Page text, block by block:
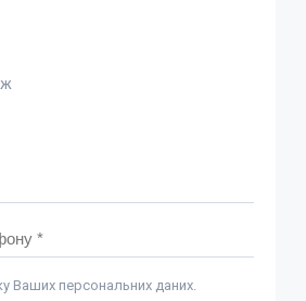
Ваших персональних даних.